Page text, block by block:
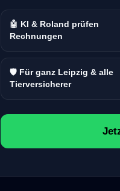
🤖 KI & Roland prüfen
Rechnungen
🛡️ Für ganz Leipzig & alle
Tierversicherer